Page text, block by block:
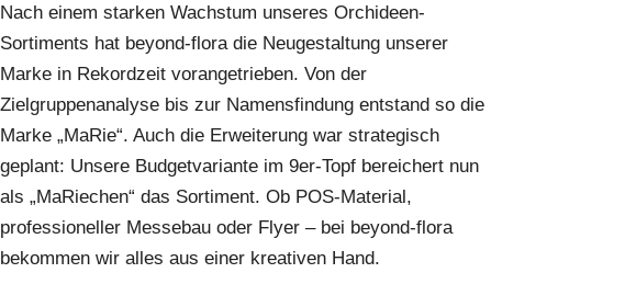
Nach einem starken Wachstum unseres Orchideen-
Sortiments hat beyond-flora die Neugestaltung unserer
Marke in Rekordzeit vorangetrieben. Von der
Zielgruppenanalyse bis zur Namensfindung entstand so die
Marke „MaRie“. Auch die Erweiterung war strategisch
geplant: Unsere Budgetvariante im 9er-Topf bereichert nun
als „MaRiechen“ das Sortiment. Ob POS-Material,
professioneller Messebau oder Flyer – bei beyond-flora
bekommen wir alles aus einer kreativen Hand.